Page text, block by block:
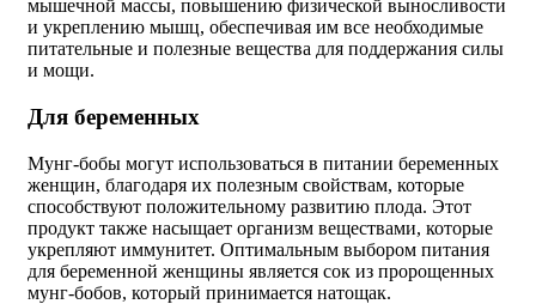
мышечной массы, повышению физической выносливости
и укреплению мышц, обеспечивая им все необходимые
питательные и полезные вещества для поддержания силы
и мощи.
Для беременных
Мунг-бобы могут использоваться в питании беременных
женщин, благодаря их полезным свойствам, которые
способствуют положительному развитию плода. Этот
продукт также насыщает организм веществами, которые
укрепляют иммунитет. Оптимальным выбором питания
для беременной женщины является сок из пророщенных
мунг-бобов, который принимается натощак.